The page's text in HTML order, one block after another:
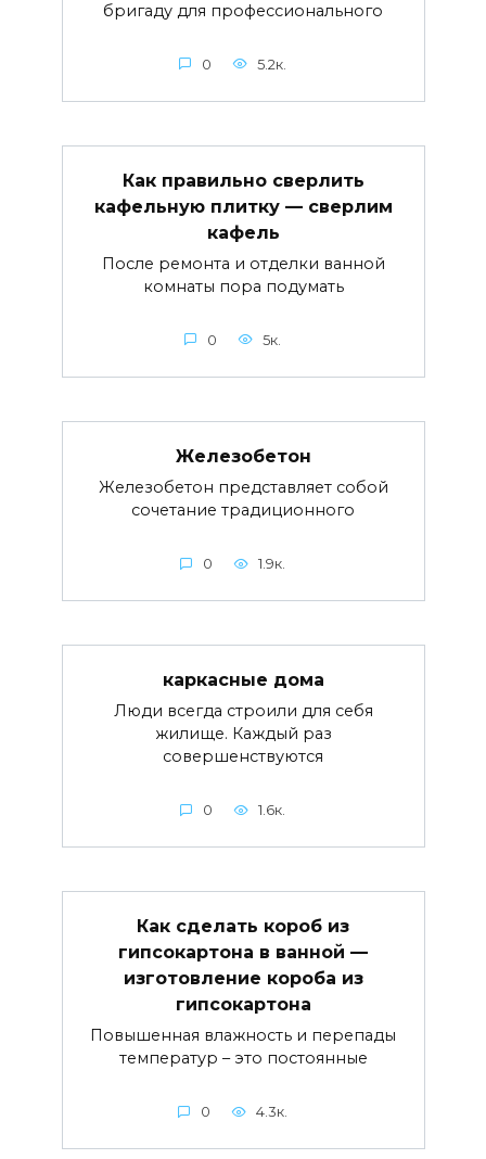
бригаду для профессионального
0 5.2к.
Как правильно сверлить
кафельную плитку — сверлим
кафель
После ремонта и отделки ванной
комнаты пора подумать
0 5к.
Железобетон
Железобетон представляет собой
сочетание традиционного
0 1.9к.
каркасные дома
Люди всегда строили для себя
жилище. Каждый раз
совершенствуются
0 1.6к.
Как сделать короб из
гипсокартона в ванной —
изготовление короба из
гипсокартона
Повышенная влажность и перепады
температур – это постоянные
0 4.3к.